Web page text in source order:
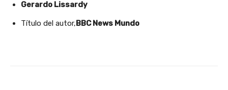
Gerardo Lissardy
Título del autor,BBC News Mundo